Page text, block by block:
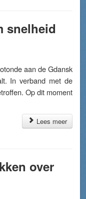
snelheid
aan de Gdansk
In verband met de
Op dit moment
Lees meer
over